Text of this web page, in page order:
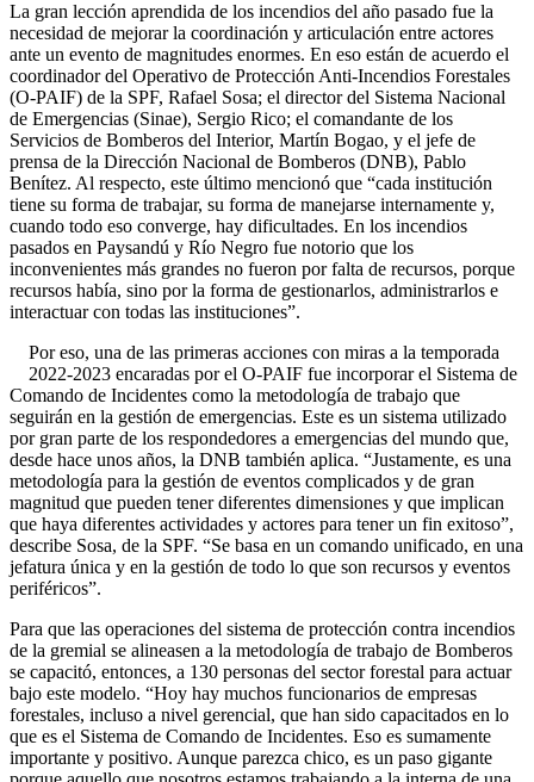
La gran lección aprendida de los incendios del año pasado fue la
necesidad de mejorar la coordinación y articulación entre actores
ante un evento de magnitudes enormes. En eso están de acuerdo el
coordinador del Operativo de Protección Anti-Incendios Forestales
(O-PAIF) de la SPF, Rafael Sosa; el director del Sistema Nacional
de Emergencias (Sinae), Sergio Rico; el comandante de los
Servicios de Bomberos del Interior, Martín Bogao, y el jefe de
prensa de la Dirección Nacional de Bomberos (DNB), Pablo
Benítez. Al respecto, este último mencionó que “cada institución
tiene su forma de trabajar, su forma de manejarse internamente y,
cuando todo eso converge, hay dificultades. En los incendios
pasados en Paysandú y Río Negro fue notorio que los
inconvenientes más grandes no fueron por falta de recursos, porque
recursos había, sino por la forma de gestionarlos, administrarlos e
interactuar con todas las instituciones”.
Por eso, una de las primeras acciones con miras a la temporada
2022-2023 encaradas por el O-PAIF fue incorporar el Sistema de
Comando de Incidentes como la metodología de trabajo que
seguirán en la gestión de emergencias. Este es un sistema utilizado
por gran parte de los respondedores a emergencias del mundo que,
desde hace unos años, la DNB también aplica. “Justamente, es una
metodología para la gestión de eventos complicados y de gran
magnitud que pueden tener diferentes dimensiones y que implican
que haya diferentes actividades y actores para tener un fin exitoso”,
describe Sosa, de la SPF. “Se basa en un comando unificado, en una
jefatura única y en la gestión de todo lo que son recursos y eventos
periféricos”.
Para que las operaciones del sistema de protección contra incendios
de la gremial se alineasen a la metodología de trabajo de Bomberos
se capacitó, entonces, a 130 personas del sector forestal para actuar
bajo este modelo. “Hoy hay muchos funcionarios de empresas
forestales, incluso a nivel gerencial, que han sido capacitados en lo
que es el Sistema de Comando de Incidentes. Eso es sumamente
importante y positivo. Aunque parezca chico, es un paso gigante